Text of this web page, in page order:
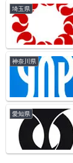
埼玉県
神奈川県
愛知県